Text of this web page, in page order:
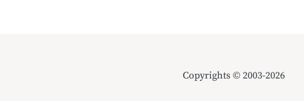
Copyrights © 2003-2026